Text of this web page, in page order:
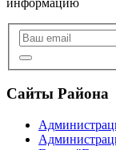
информацию
Сайты Района